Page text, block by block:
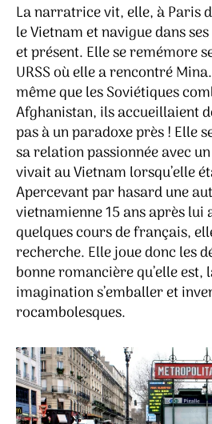
La narratrice vit, elle, à Paris
le Vietnam et navigue dans
et présent. Elle se remémore
URSS où elle a rencontré
même que les Soviétiques
Afghanistan, ils accueillaient
pas à un paradoxe près ! Elle
sa relation passionnée avec
vivait au Vietnam lorsqu’elle
Apercevant par hasard une
vietnamienne 15 ans après lui
quelques cours de français,
recherche. Elle joue donc les
bonne romancière qu’elle est,
imagination s’emballer et
rocambolesques.